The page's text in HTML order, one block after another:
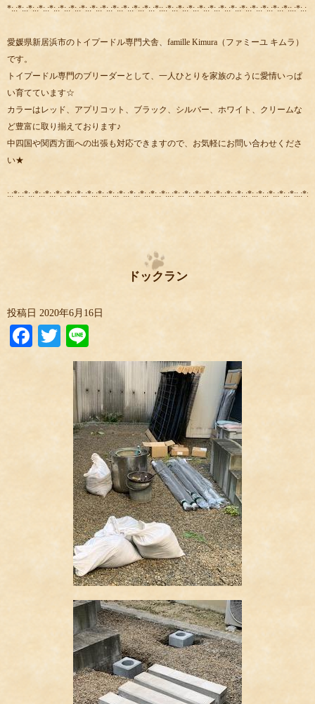
*:.:*:.:*:.:*:.:*:.:*:.:*:.:*:.:*:.:*:.:*:.:*:.:*:.:*:.:*::.:*:.:*:.:*:.:*:.:*:.:*:.:*:.:*:.:*:.:*:.:*:.:*::.:*:.:
愛媛県新居浜市のトイプードル専門犬舎、famille Kimura（ファミーユ キムラ）
です。
トイプードル専門のブリーダーとして、一人ひとりを家族のように愛情いっぱ
い育てています☆
カラーはレッド、アプリコット、ブラック、シルバー、ホワイト、クリームな
ど豊富に取り揃えております♪
中四国や関西方面への出張も対応できますので、お気軽にお問い合わせくださ
い★
:.:*:.:*:.:*:.:*:.:*:.:*:.:*:.:*:.:*:.:*:.:*:.:*:.:*:.:*:.:*::.:*:.:*:.:*:.:*:.:*:.:*:.:*:.:*:.:*:.:*:.:*:.:*::.:*:.:
ドックラン
投稿日 2020年6月16日
Facebook
Twitter